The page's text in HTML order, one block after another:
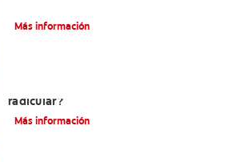
Más información
radicular?
Más información